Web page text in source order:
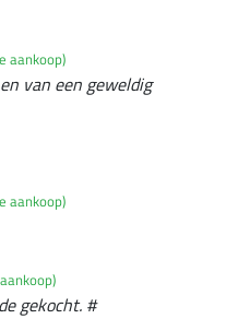
aankoop)
van een geweldig
aankoop)
gekocht. #